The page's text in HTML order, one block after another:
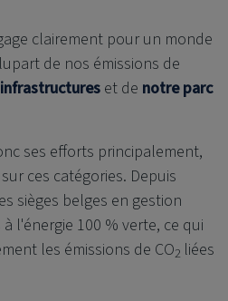
clairement pour un monde
de nos émissions de
et de notre parc
ses efforts principalement,
ces catégories. Depuis
sièges belges en gestion
l'énergie 100 % verte, ce qui
les émissions de CO2 liées